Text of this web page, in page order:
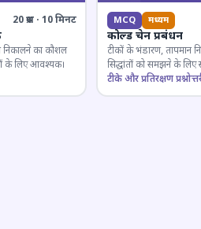
20 प्रश्न · 10 मिनट
निकालने का कौशल
के लिए आवश्यक।
MCQ मध्यम
कोल्ड चेन प्रबंधन
टीकों के भंडारण, तापमान
सिद्धांतों को समझने के लिए
परीक्षार्थियों के लिए
टीके और प्रतिरक्षण